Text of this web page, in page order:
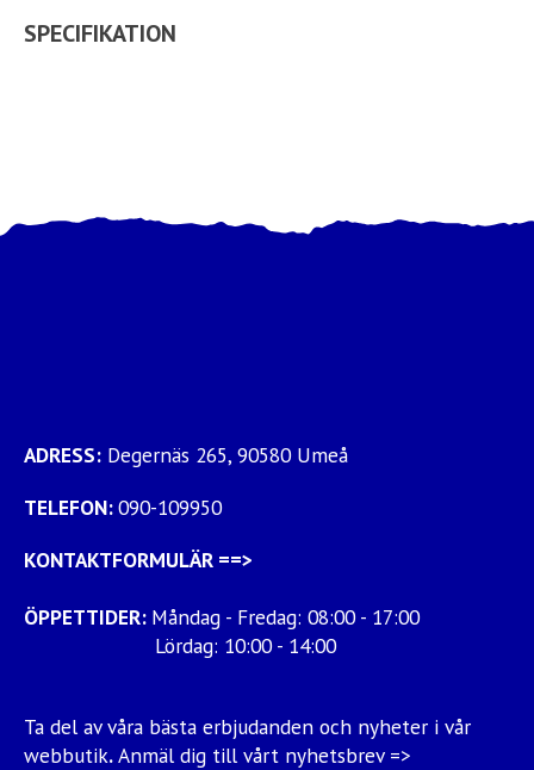
SPECIFIKATION
ADRESS: Degernäs 265, 90580 Umeå
TELEFON:090-109950
KONTAKTFORMULÄR ==>
ÖPPETTIDER: Måndag - Fredag: 08:00 - 17:00
Lördag: 10:00 - 14:00
Ta del av våra bästa erbjudanden och nyheter i vår
webbutik.Anmäl dig till vårt nyhetsbrev =>